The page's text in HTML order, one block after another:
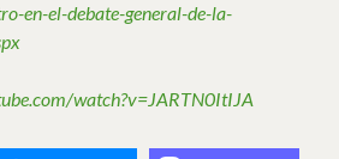
en-el-debate-general-de-la-
watch?v=JARTN0ItIJA